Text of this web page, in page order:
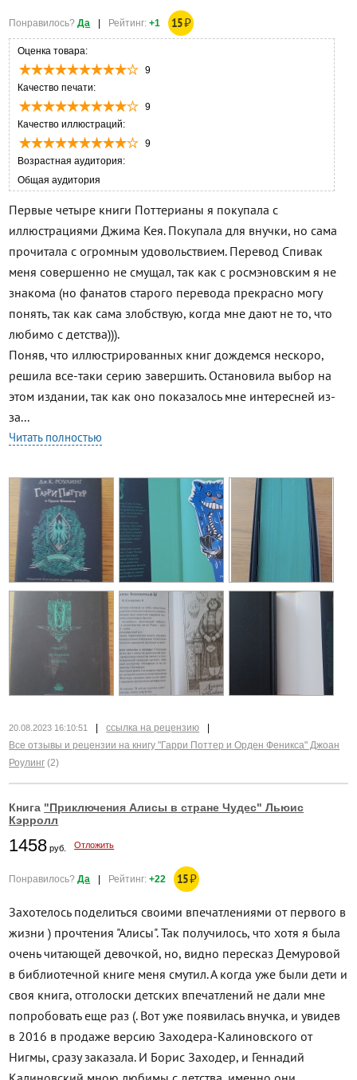
Понравилось?Да | Рейтинг:+1 15₽
Оценка товара:
9
Качество печати:
9
Качество иллюстраций:
9
Возрастная аудитория:
Общая аудитория
Первые четыре книги Поттерианы я покупала с
иллюстрациями Джима Кея. Покупала для внучки, но сама
прочитала с огромным удовольствием. Перевод Спивак
меня совершенно не смущал, так как с росмэновским я не
знакома (но фанатов старого перевода прекрасно могу
понять, так как сама злобствую, когда мне дают не то, что
любимо с детства))).
Поняв, что иллюстрированных книг дождемся нескоро,
решила все-таки серию завершить. Остановила выбор на
этом издании, так как оно показалось мне интересней из-
за...
Читать полностью
20.08.2023 16:10:51 ссылка на рецензию
Все отзывы и рецензии на книгу "Гарри Поттер и Орден Феникса" Джоан
Роулинг (2)
Книга "Приключения Алисы в стране Чудес" Льюис
Кэрролл
1458 руб. Отложить
Понравилось?Да | Рейтинг:+22 15₽
Захотелось поделиться своими впечатлениями от первого в
жизни ) прочтения "Алисы". Так получилось, что хотя я была
очень читающей девочкой, но, видно пересказ Демуровой
в библиотечной книге меня смутил. А когда уже были дети и
своя книга, отголоски детских впечатлений не дали мне
попробовать еще раз (. Вот уже появилась внучка, и увидев
в 2016 в продаже версию Заходера-Калиновского от
Нигмы, сразу заказала. И Борис Заходер, и Геннадий